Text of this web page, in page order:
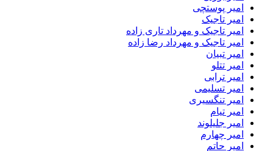
امیر پوستچی
امیر تاجیک
امیر تاجیک و مهرداد تاری زاده
امیر تاجیک و مهرداد رضا زاده
امیر تبیان
امیر تتلو
امیر ترابی
امیر تسلیمی
امیر تنگسیری
امیر تیام
امیر جلیلوند
امیر چهارم
امیر حاتم